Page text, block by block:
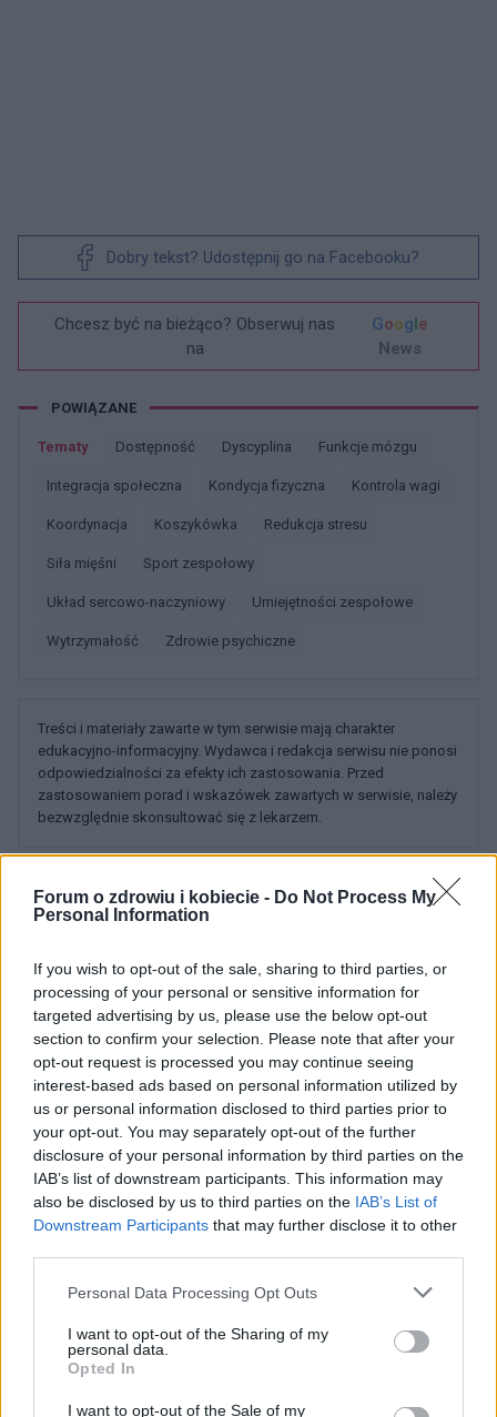
Forum o zdrowiu i kobiecie - Do Not Process My
Personal Information
If you wish to opt-out of the sale, sharing to third parties, or
processing of your personal or sensitive information for
targeted advertising by us, please use the below opt-out
section to confirm your selection. Please note that after your
opt-out request is processed you may continue seeing
interest-based ads based on personal information utilized by
us or personal information disclosed to third parties prior to
your opt-out. You may separately opt-out of the further
disclosure of your personal information by third parties on the
IAB’s list of downstream participants. This information may
also be disclosed by us to third parties on the IAB’s List of
Downstream Participants that may further disclose it to other
Personal Data Processing Opt Outs
I want to opt-out of the Sharing of my
personal data.
Opted In
I want to opt-out of the Sale of my
Dobry tekst? Udostępnij go na Facebooku?
Chcesz być na bieżąco? Obserwuj nas
na
Google
News
POWIĄZANE
Tematy Dostępność Dyscyplina Funkcje mózgu
Integracja społeczna Kondycja fizyczna Kontrola wagi
Koordynacja Koszykówka Redukcja stresu
Siła mięśni Sport zespołowy
Układ sercowo-naczyniowy Umiejętności zespołowe
Wytrzymałość Zdrowie psychiczne
Treści i materiały zawarte w tym serwisie mają charakter
edukacyjno-informacyjny. Wydawca i redakcja serwisu nie ponosi
odpowiedzialności za efekty ich zastosowania. Przed
zastosowaniem porad i wskazówek zawartych w serwisie, należy
bezwzględnie skonsultować się z lekarzem.
POWIĄZANE DYSKUSJE NA FORUM Z
gość
Forum:Moda i styl życia
Stylo czarna, damska bluzka?
Widziałyście albo może kupiłyście sobie jakąś fajną,
stylową, czarną bluzkę? Szukam, szukam i znaleźć nie
mogę a bardzo takiej potrzebuje :(
Forum: Moda i styl życia
Gdzie najchętniej kupujecie ubrania?